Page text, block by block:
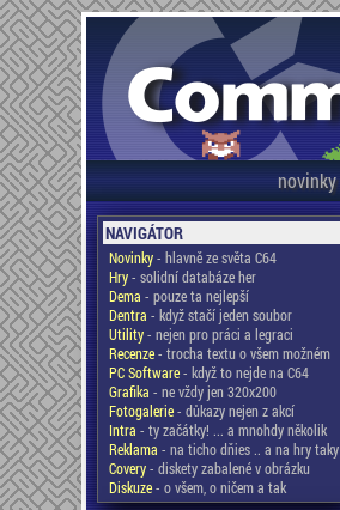
novinky
NAVIGÁTOR
Novinky- hlavně ze světa C64
Hry- solidní databáze her
Dema - pouze ta nejlepší
Dentra - když stačí jeden soubor
Utility- nejen pro práci a legraci
Recenze- trocha textu o všem možném
PC Software- když to nejde na C64
Grafika - ne vždy jen 320x200
Fotogalerie- důkazy nejen z akcí
Intra - ty začátky! ... a mnohdy několik
Reklama - na ticho dňies .. a na hry taky
Covery- diskety zabalené v obrázku
Diskuze- o všem, o ničem a tak